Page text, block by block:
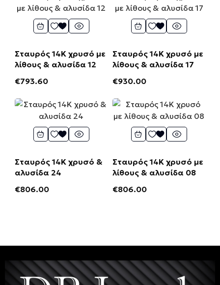
Σταυρός 14Κ χρυσό με
λίθους & αλυσίδα 12
€793.60
Σταυρός 14Κ χρυσό με
λίθους & αλυσίδα 17
€930.00
Σταυρός 14Κ χρυσό &
αλυσίδα 24
€806.00
Σταυρός 14Κ χρυσό με
λίθους & αλυσίδα 08
€806.00